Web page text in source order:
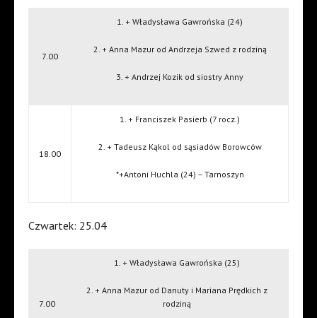
7.00
1. + Władysława Gawrońska (24)
2. + Anna Mazur od Andrzeja Szwed z rodziną
3. + Andrzej Kozik od siostry Anny
18.00
1. + Franciszek Pasierb (7 rocz.)
2. + Tadeusz Kąkol od sąsiadów Borowców
*+Antoni Huchla (24) – Tarnoszyn
Czwartek: 25.04
7.00
1. + Władysława Gawrońska (25)
2. + Anna Mazur od Danuty i Mariana Prędkich z
rodziną